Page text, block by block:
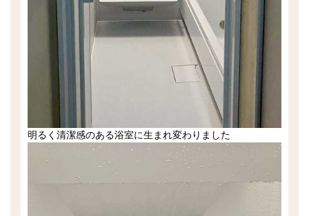
明るく清潔感のある浴室に生まれ変わりました